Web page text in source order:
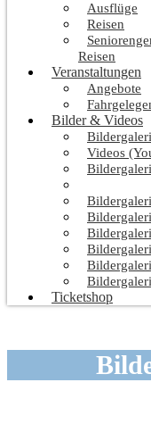
Ausflüge
Reisen
Reisen
Veranstaltungen
Angebote
Bilder & Videos
Videos
Ticketshop